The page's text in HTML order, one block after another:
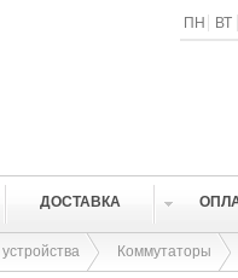
ПН ВТ
ДОСТАВКА
Коммутаторы